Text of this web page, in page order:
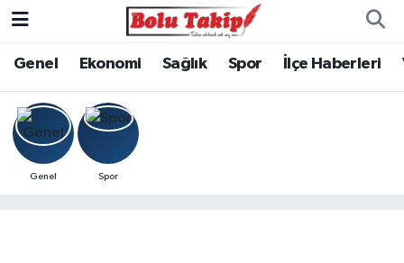
Genel Ekonomi Sağlık Spor İlçe Haberleri
Genel Spor